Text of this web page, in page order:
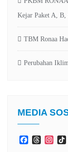
Kejar Paket A, B,
TBM Ronaa
Perubahan
MEDIA
FacebookThreads